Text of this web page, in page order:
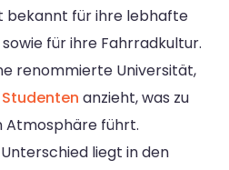
bekannt für ihre lebhafte
für ihre Fahrradkultur.
renommierte Universität,
Studenten anzieht, was zu
Atmosphäre führt.
liegt in den